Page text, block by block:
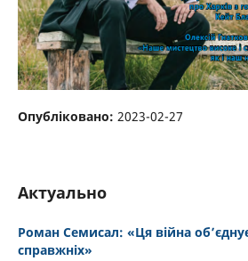
Опубліковано: 2023-02-27
Актуально
Роман Семисал: «Ця війна
справжніх»